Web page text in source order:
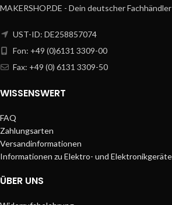
MAKERSHOP.DE - Dein deutscher
UST-ID: DE258857074
Fon: +49 (0)6131 3309-00
Fax: +49 (0) 6131 3309-50
WISSENSWERT
FAQ
Zahlungsarten
Versandinformationen
Informationen zu Elektro- und
ÜBER UNS